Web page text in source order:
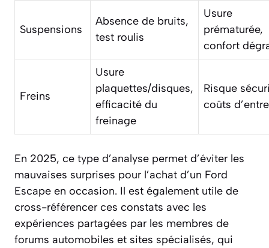
Suspensions
Absence de bruits,
test roulis
Usure
prématurée,
confort
Freins
Usure
plaquettes/disques,
efficacité du
freinage
Risque
coûts
En 2025, ce type d’analyse permet d’éviter les
mauvaises surprises pour l’achat d’un Ford
Escape en occasion. Il est également utile de
cross-référencer ces constats avec les
expériences partagées par les membres de
forums automobiles et sites spécialisés, qui